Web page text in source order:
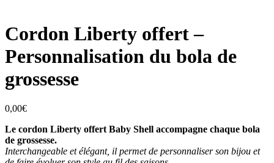
Cordon Liberty offert –
Personnalisation du bola de
grossesse
0,00€
Le cordon Liberty offert Baby Shell accompagne chaque bola
de grossesse.
Interchangeable et élégant, il permet de personnaliser son bijou et